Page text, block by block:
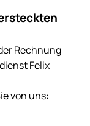
Rechnung
Felix
von uns: